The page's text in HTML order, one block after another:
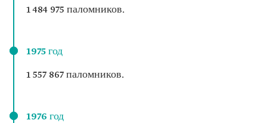
1 484 975 паломников.
1975 год
1 557 867 паломников.
1976 год